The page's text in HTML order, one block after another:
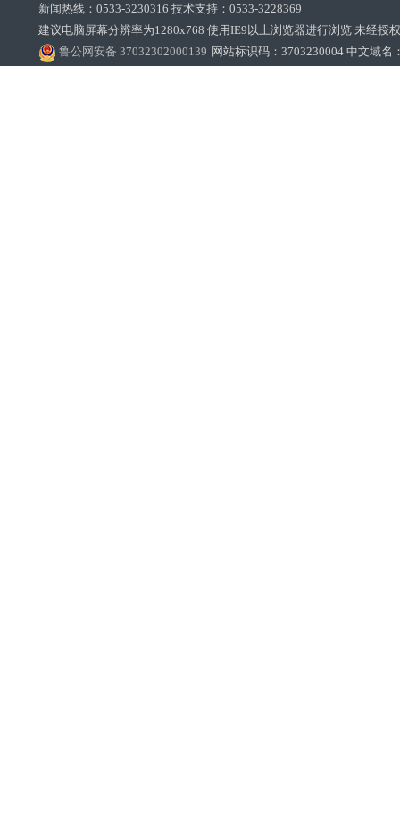
新闻热线：0533-3230316 技术支持：0533-3228369‌‌
建议电脑屏幕分辨率为1280x768 使用IE9以上浏览器进行浏览 未经授
鲁公网安备 37032302000139 网站标识码：3703230004 中文域名